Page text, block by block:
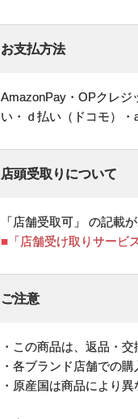
お支払方法
AmazonPay・OPクレジ
い・ｄ払い（ドコモ）
店頭受取りについて
「店舗受取可」 の記載
■「店舗受け取りサービ
ご注意
・この商品は、返品・交
・各ブランド店舗での
・原産国は商品により異